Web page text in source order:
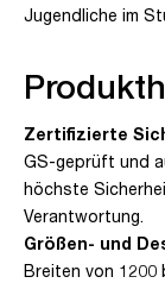
Jugendliche im
Zertifizierte
GS-geprüft und
höchste
Verantwortung.
Größen- und
Breiten von 1200